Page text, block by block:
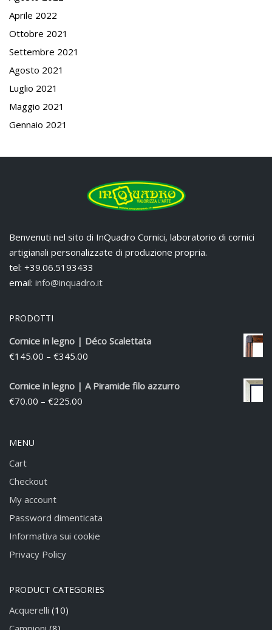
Aprile 2022
Ottobre 2021
Settembre 2021
Agosto 2021
Luglio 2021
Maggio 2021
Gennaio 2021
Benvenuti nel sito di InQuadro Cornici, laboratorio di cornici
artigianali personalizzate di produzione propria.
tel: +39.06.5193433
email: info@inquadro.it
PRODOTTI
Cornice in legno | Déco Scalettata
€145.00 – €345.00
Cornice in legno | A Piramide filo azzurro
€70.00 – €225.00
MENU
Cart
Checkout
My account
Password dimenticata
Informativa sui cookie
Privacy Policy
PRODUCT CATEGORIES
Acquerelli (10)